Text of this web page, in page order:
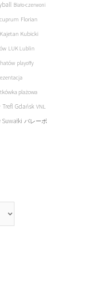
Biało-czerwoni
cuprum Florian
Kajetan Kubicki
LUK Lublin
playoffy
plażowa
Trefl Gdańsk VNL
バレーボ